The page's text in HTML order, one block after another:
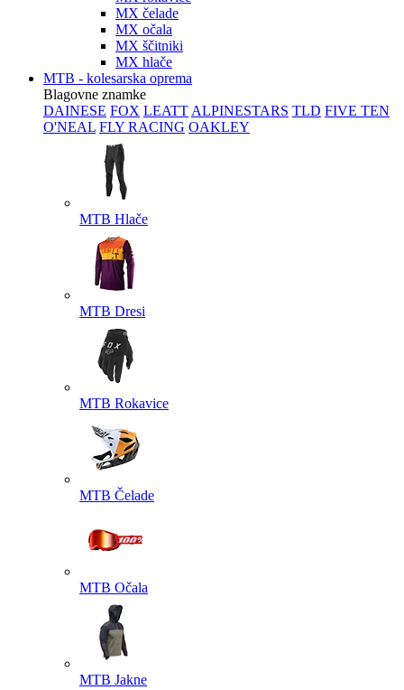
MX čelade
MX očala
MX ščitniki
MX hlače
MTB - kolesarska oprema
Blagovne znamke
DAINESE FOX LEATT ALPINESTARS TLD FIVE TEN
O'NEAL FLY RACING OAKLEY
MTB Hlače
MTB Dresi
MTB Rokavice
MTB Čelade
MTB Očala
MTB Jakne